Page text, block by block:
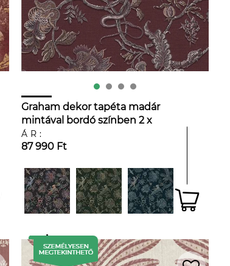
Graham dekor tapéta madár
mintával bordó színben 2 x
52cm szett
ÁR:
87 990 Ft